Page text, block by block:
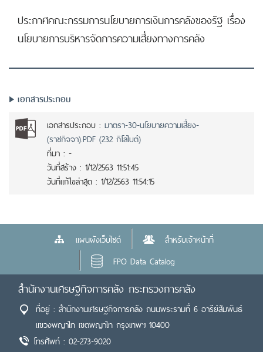
ประกาศคณะกรรมการนโยบายการเงินการคลังของรัฐ เรื่อง
นโยบายการบริหารจัดการความเสี่ยงทางการคลัง
เอกสารประกอบ
เอกสารประกอบ : มาตรา-30-นโยบายความเสี่ยง-
(ราชกิจจา).PDF (232 กิโลไบต์)
ที่มา : -
วันที่สร้าง : 1/12/2563 11:51:45
วันที่แก้ไขล่าสุด : 1/12/2563 11:54:15
แผนผังเว็บไซต์
สำหรับเจ้าหน้าที่
FPO Data Catalog
สำนักงานเศรษฐกิจการคลัง กระทรวงการคลัง
ที่อยู่ : สำนักงานเศรษฐกิจการคลัง ถนนพระรามที่ 6 อารีย์สัมพันธ์
แขวงพญาไท เขตพญาไท กรุงเทพฯ 10400
โทรศัพท์ : 02-273-9020